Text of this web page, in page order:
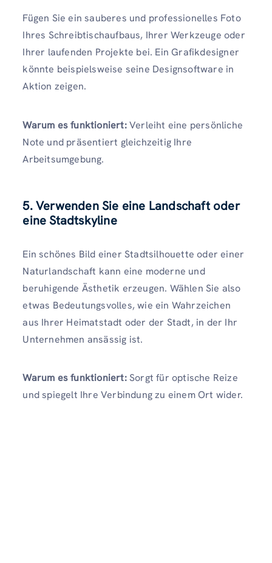
Fügen Sie ein sauberes und professionelles Foto
Ihres Schreibtischaufbaus, Ihrer Werkzeuge oder
Ihrer laufenden Projekte bei. Ein Grafikdesigner
könnte beispielsweise seine Designsoftware in
Aktion zeigen.
Warum es funktioniert:Verleiht eine persönliche
Note und präsentiert gleichzeitig Ihre
Arbeitsumgebung.
5. Verwenden Sie eine Landschaft oder
eine Stadtskyline
Ein schönes Bild einer Stadtsilhouette oder einer
Naturlandschaft kann eine moderne und
beruhigende Ästhetik erzeugen. Wählen Sie also
etwas Bedeutungsvolles, wie ein Wahrzeichen
aus Ihrer Heimatstadt oder der Stadt, in der Ihr
Unternehmen ansässig ist.
Warum es funktioniert:Sorgt für optische Reize
und spiegelt Ihre Verbindung zu einem Ort wider.